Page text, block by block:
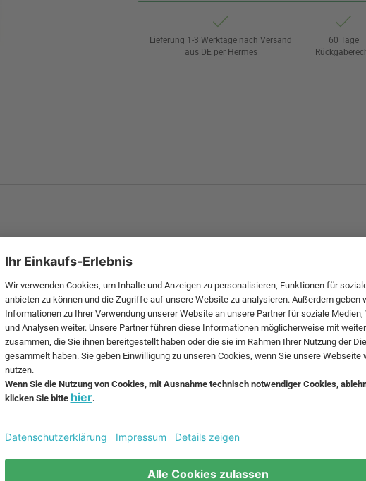
Lieferung 1-3 Werktage nach Versand
aus DE per Hermes
60 Tage
MwSt. und zzgl.